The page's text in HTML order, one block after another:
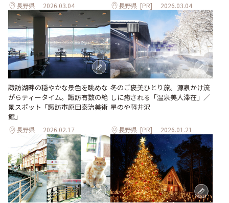
長野県 2026.03.04 長野県 [PR] 2026.03.04
諏訪湖畔の穏やかな景色を眺めな
がらティータイム。諏訪有数の絶
景スポット「諏訪市原田泰治美術
館」
長野県 2026.02.17
冬のご褒美ひとり旅。源泉かけ流
しに癒される「温泉美人滞在」／
星のや軽井沢
長野県 [PR] 2026.01.21